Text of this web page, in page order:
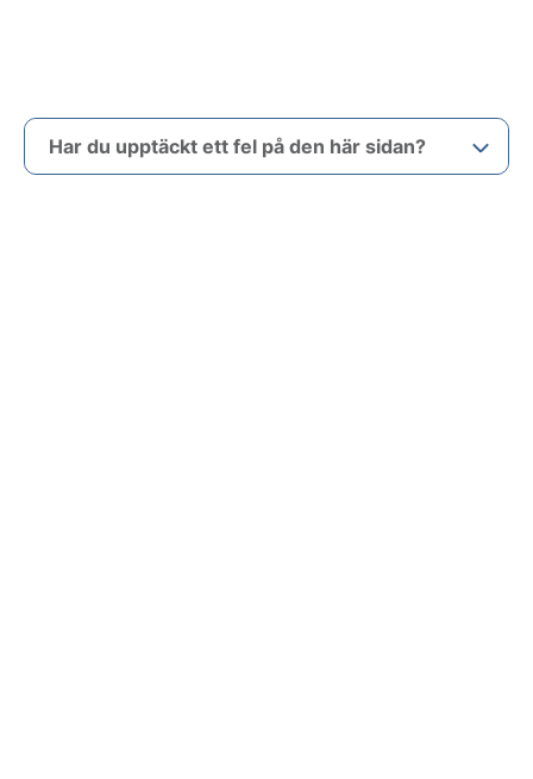
Har du upptäckt ett fel på den här sidan?